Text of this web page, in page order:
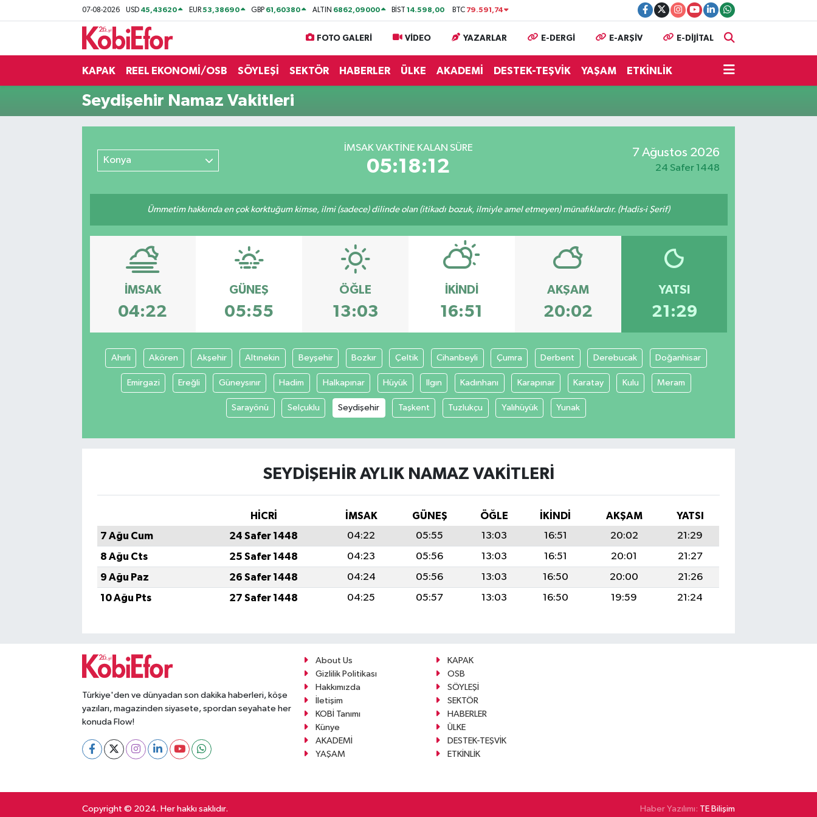
07-08-2026 USD 45,43620 EUR53,38690 GBP 61,60380 ALTIN 6862,09000 BİST14.598,00 BTC 79.591,74
FOTO GALERİ VİDEO YAZARLAR E-DERGİ E-ARŞİV E-DİJİTAL
KAPAK REEL EKONOMİ/OSB SÖYLEŞİ SEKTÖR HABERLER ÜLKE AKADEMİ DESTEK-TEŞVİK YAŞAM ETKİNLİK
Seydişehir Namaz Vakitleri
Konya
İMSAK VAKTİNE KALAN SÜRE
05:18:12
7 Ağustos 2026
24 Safer 1448
Ümmetim hakkında en çok korktuğum kimse, ilmi (sadece) dilinde olan (itikadı bozuk, ilmiyle amel etmeyen) münafıklardır. (Hadis-i Şerif)
İMSAK
04:22
GÜNEŞ
05:55
ÖĞLE
13:03
İKINDI
16:51
AKŞAM
20:02
YATSI
21:29
Ahırlı Akören Akşehir Altınekin Beyşehir Bozkır Çeltik Cihanbeyli Çumra Derbent Derebucak Doğanhisar
Emirgazi Ereğli Güneysınır Hadim Halkapınar Hüyük Ilgın Kadınhanı Karapınar Karatay Kulu Meram
Sarayönü Selçuklu Seydişehir Taşkent Tuzlukçu Yalıhüyük Yunak
SEYDIŞEHIR AYLIK NAMAZ VAKITLERI
HİCRİ İMSAK GÜNEŞ ÖĞLE İKINDI AKŞAM
YATSI
7 Ağu Cum
24 Safer 1448 04:22 05:55 13:03 16:51 20:02
21:29
8 Ağu Cts
25 Safer 1448 04:23 05:56 13:03 16:51 20:01
21:27
9 Ağu Paz
26 Safer 1448 04:24 05:56 13:03 16:50 20:00
21:26
10 Ağu Pts
27 Safer 1448 04:25 05:57 13:03 16:50 19:59 21:24
Türkiye'den ve dünyadan son dakika haberleri, köşe
yazıları, magazinden siyasete, spordan seyahate her
konuda Flow!
About Us
KAPAK
Gizlilik Politikası
OSB
Hakkımızda
SÖYLEŞİ
İletişim
SEKTÖR
KOBİ Tanımı
HABERLER
Künye
ÜLKE
AKADEMİ
DESTEK-TEŞVİK
YAŞAM
ETKİNLİK
Copyright © 2024. Her hakkı saklıdır. Haber Yazılımı: TE Bilişim
BİLİŞİM PANO
DESTEK-TEŞVİK